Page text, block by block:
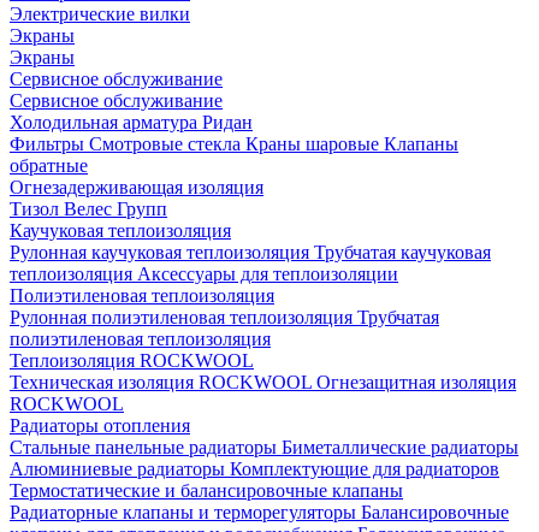
Электрические вилки
Экраны
Экраны
Сервисное обслуживание
Сервисное обслуживание
Холодильная арматура Ридан
Фильтры Смотровые стекла Краны шаровые Клапаны
обратные
Огнезадерживающая изоляция
Тизол Велес Групп
Каучуковая теплоизоляция
Рулонная каучуковая теплоизоляция Трубчатая каучуковая
теплоизоляция Аксессуары для теплоизоляции
Полиэтиленовая теплоизоляция
Рулонная полиэтиленовая теплоизоляция Трубчатая
полиэтиленовая теплоизоляция
Теплоизоляция ROCKWOOL
Техническая изоляция ROCKWOOL Огнезащитная изоляция
ROCKWOOL
Радиаторы отопления
Стальные панельные радиаторы Биметаллические радиаторы
Алюминиевые радиаторы Комплектующие для радиаторов
Термостатические и балансировочные клапаны
Радиаторные клапаны и терморегуляторы Балансировочные